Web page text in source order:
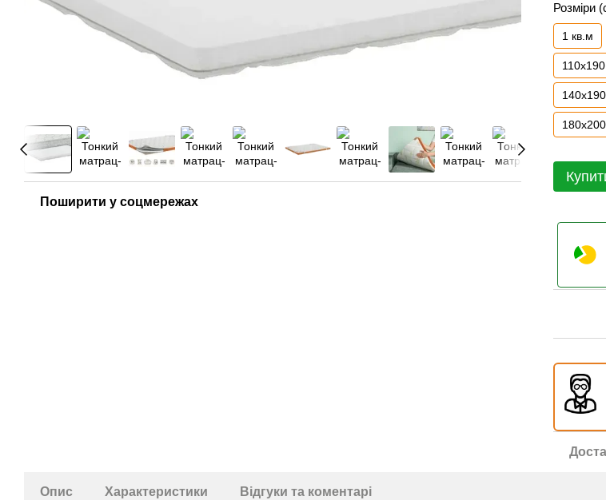
Поширити у соцмережах
Розміри
1 кв.м
110x190
140x190
180x200
Опис Характеристики Відгуки та коментарі